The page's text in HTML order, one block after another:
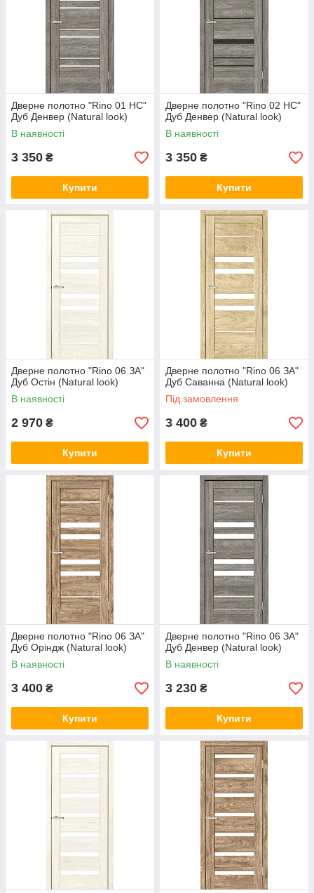
Дверне полотно "Rino 01 НС"
Дуб Денвер (Natural look)
В наявності
3 350 ₴
Купити
Дверне полотно "Rino 02 НС"
Дуб Денвер (Natural look)
В наявності
3 350 ₴
Купити
Дверне полотно "Rino 06 ЗА"
Дуб Остін (Natural look)
В наявності
2 970 ₴
Купити
Дверне полотно "Rino 06 ЗА"
Дуб Саванна (Natural look)
Під замовлення
3 400 ₴
Купити
Дверне полотно "Rino 06 ЗА"
Дуб Оріндж (Natural look)
В наявності
3 400 ₴
Купити
Дверне полотно "Rino 06 ЗА"
Дуб Денвер (Natural look)
В наявності
3 230 ₴
Купити